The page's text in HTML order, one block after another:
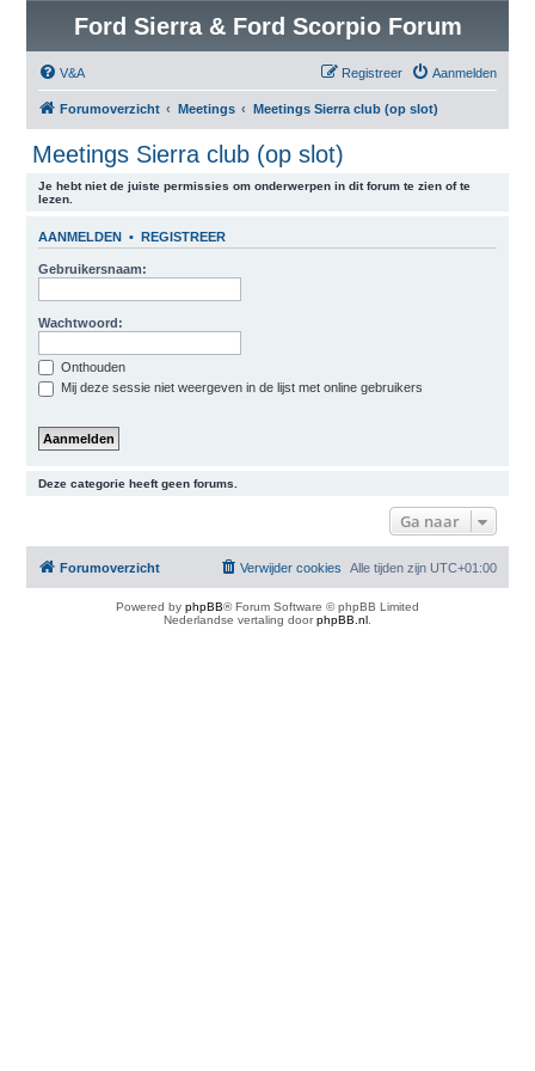
Ford Sierra & Ford Scorpio Forum
V&A Aanmelden
Registreer
Forumoverzicht Meetings Meetings Sierra club (op slot)
Meetings Sierra club (op slot)
Je hebt niet de juiste permissies om onderwerpen in dit forum te zien of te
lezen.
AANMELDEN • REGISTREER
Gebruikersnaam:
Wachtwoord:
Onthouden
Mij deze sessie niet weergeven in de lijst met online gebruikers
Deze categorie heeft geen forums.
Ga naar
Forumoverzicht Alle tijden zijn UTC+01:00
Verwijder cookies
Powered by phpBB® Forum Software © phpBB Limited
Nederlandse vertaling doorphpBB.nl